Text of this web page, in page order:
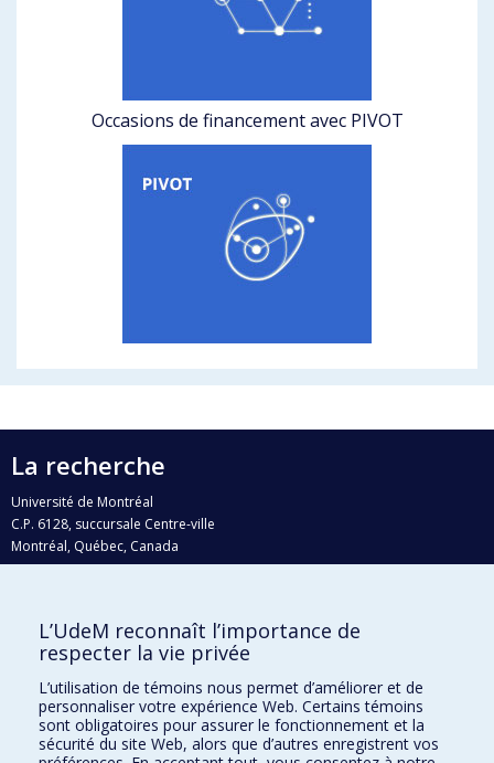
Occasions de financement avec PIVOT
La recherche
Université de Montréal
C.P. 6128, succursale Centre-ville
Montréal, Québec, Canada
H3C 3J7
Qui fait quoi?
Nous trouver
Plan du site
Accessibilité
L’UdeM reconnaît l’importance de
respecter la vie privée
L’utilisation de témoins nous permet d’améliorer et de
personnaliser votre expérience Web. Certains témoins
sont obligatoires pour assurer le fonctionnement et la
sécurité du site Web, alors que d’autres enregistrent vos